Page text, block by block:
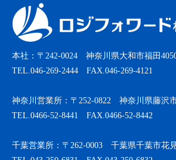
本社：〒242-0024 神奈川県大和市福田
TEL.046-269-2444 FAX.046-269-4121
神奈川営業所：〒252-0822 神奈川県藤沢
TEL.0466-52-8441 FAX.0466-52-8442
千葉営業所：〒262-0003 千葉県千葉市花